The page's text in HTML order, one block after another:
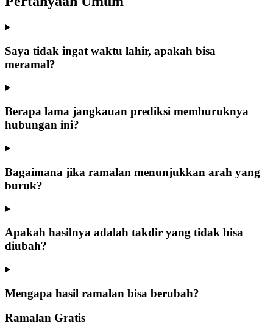
Saya tidak ingat waktu lahir, apakah bisa
meramal?
Berapa lama jangkauan prediksi memburuknya
hubungan ini?
Bagaimana jika ramalan menunjukkan arah yang
buruk?
Apakah hasilnya adalah takdir yang tidak bisa
diubah?
Mengapa hasil ramalan bisa berubah?
Ramalan Gratis